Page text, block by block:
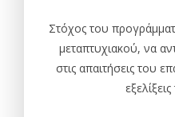
Στόχος του
μεταπτυχιακού, να
στις απαιτήσεις του